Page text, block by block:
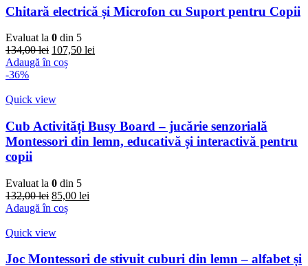
Chitară electrică și Microfon cu Suport pentru Copii
Evaluat la 0 din 5
134,00lei Prețul
inițial
134,00 lei.
107,50 lei
Adaugă în coș
-36%
Quick view
Cub Activități Busy Board – jucărie senzorială
Montessori din lemn, educativă și interactivă pentru
copii
Evaluat la 0 din 5
132,00lei Prețul
inițial
fost:
85,00 lei
Adaugă în coș
Quick view
Joc Montessori de stivuit cuburi din lemn – alfabet și